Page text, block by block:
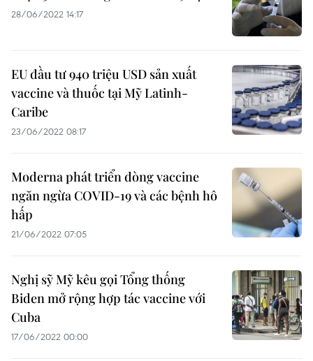
28/06/2022 14:17
EU đầu tư 940 triệu USD sản xuất
vaccine và thuốc tại Mỹ Latinh-
Caribe
23/06/2022 08:17
Moderna phát triển dòng vaccine
ngăn ngừa COVID-19 và các bệnh hô
hấp
21/06/2022 07:05
Nghị sỹ Mỹ kêu gọi Tổng thống
Biden mở rộng hợp tác vaccine với
Cuba
17/06/2022 00:00